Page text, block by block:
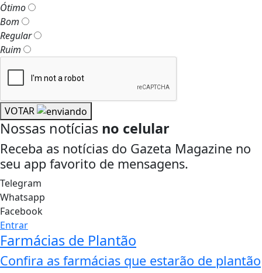
Ótimo
Bom
Regular
Ruim
VOTAR
Nossas notícias no celular
Receba as notícias do Gazeta Magazine no
seu app favorito de mensagens.
Telegram
Whatsapp
Facebook
Entrar
Farmácias de Plantão
Confira as farmácias que estarão de plantão